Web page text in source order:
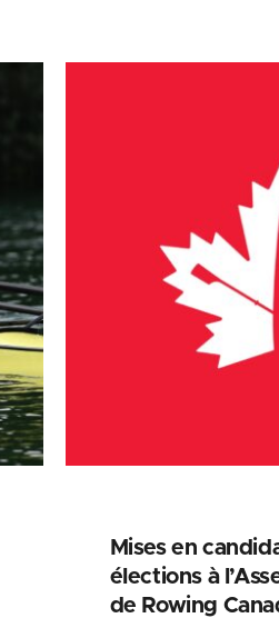
Mises en
élections à
de Rowing